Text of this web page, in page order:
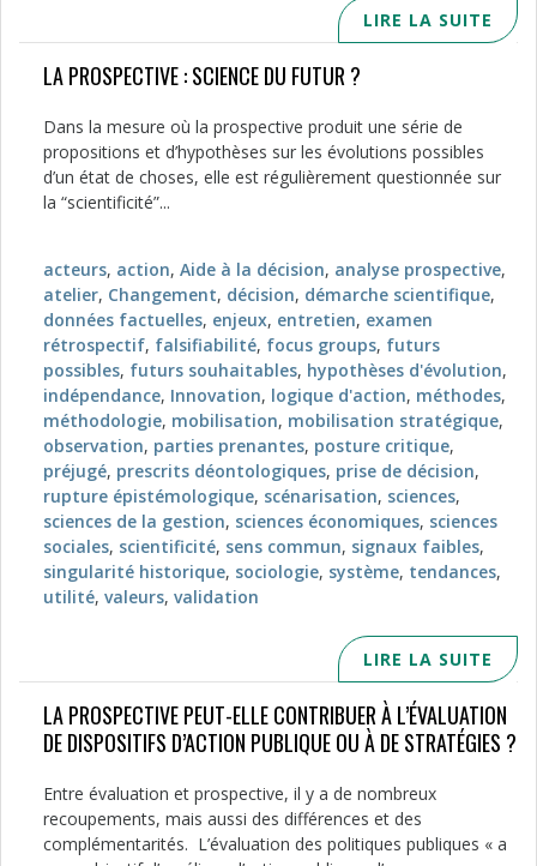
LIRE LA SUITE
LA PROSPECTIVE : SCIENCE DU FUTUR ?
Dans la mesure où la prospective produit une série de
propositions et d’hypothèses sur les évolutions possibles
d’un état de choses, elle est régulièrement questionnée sur
la “scientificité”...
acteurs, action, Aide à la décision, analyse prospective,
atelier, Changement, décision, démarche scientifique,
données factuelles, enjeux, entretien, examen
rétrospectif, falsifiabilité, focus groups, futurs
possibles, futurs souhaitables, hypothèses d'évolution,
indépendance, Innovation, logique d'action, méthodes,
méthodologie, mobilisation, mobilisation stratégique,
observation, parties prenantes, posture critique,
préjugé, prescrits déontologiques, prise de décision,
rupture épistémologique, scénarisation, sciences,
sciences de la gestion, sciences économiques, sciences
sociales, scientificité, sens commun, signaux faibles,
singularité historique, sociologie, système, tendances,
utilité, valeurs, validation
LIRE LA SUITE
LA PROSPECTIVE PEUT-ELLE CONTRIBUER À L’ÉVALUATION
DE DISPOSITIFS D’ACTION PUBLIQUE OU À DE STRATÉGIES ?
Entre évaluation et prospective, il y a de nombreux
recoupements, mais aussi des différences et des
complémentarités. L’évaluation des politiques publiques « a